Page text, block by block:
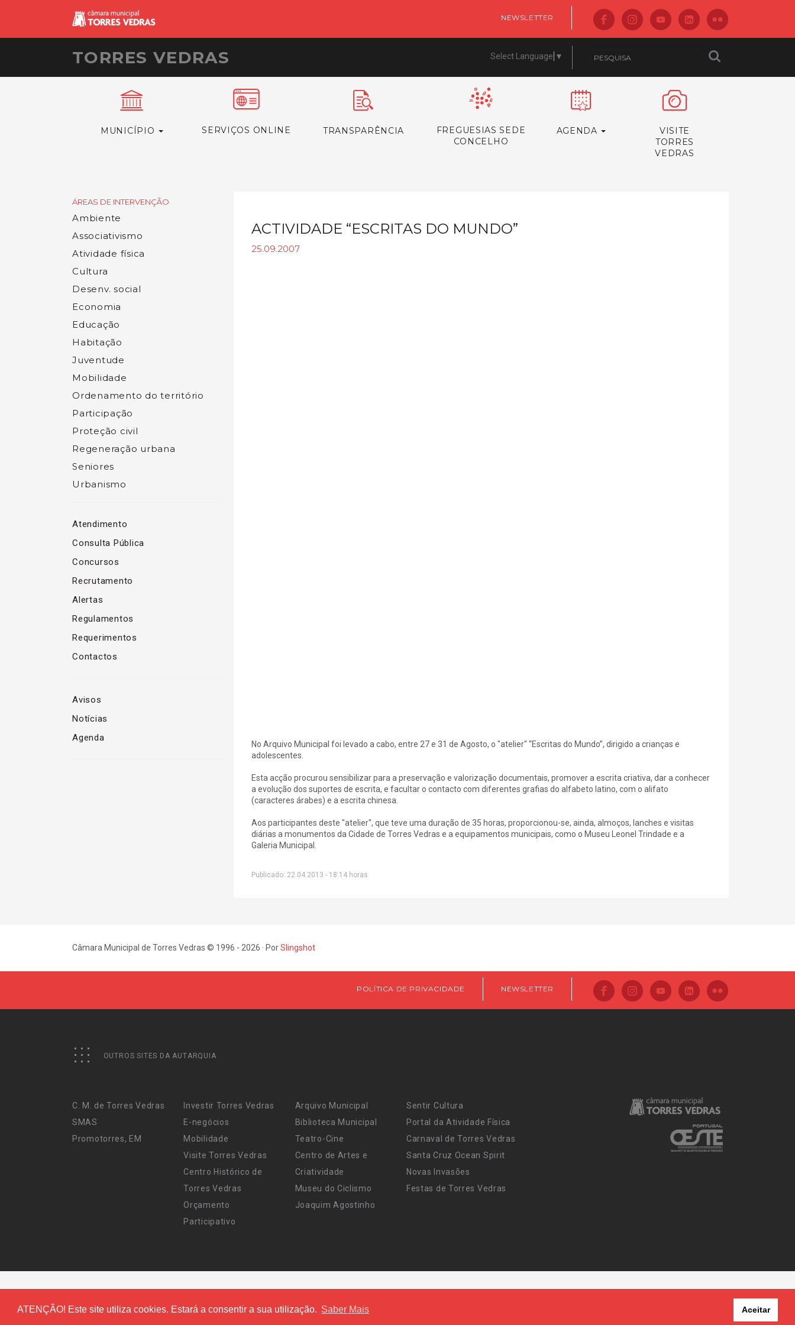
ATENÇÃO! Este site utiliza cookies. Estará a consentir a sua utilização. Saber Mais Aceitar
NEWSLETTER
TORRES VEDRAS Select Language ▼
MUNICÍPIO SERVIÇOS ONLINE TRANSPARÊNCIA
FREGUESIAS SEDE
CONCELHO
AGENDA
VISITE
TORRES
VEDRAS
ÁREAS DE INTERVENÇÃO
Ambiente
Associativismo
Atividade física
Cultura
Desenv. social
Economia
Educação
Habitação
Juventude
Mobilidade
Ordenamento do território
Participação
Proteção civil
Regeneração urbana
Seniores
Urbanismo
Atendimento
Consulta Pública
Concursos
Recrutamento
Alertas
Regulamentos
Requerimentos
Contactos
Avisos
Notícias
Agenda
ACTIVIDADE “ESCRITAS DO MUNDO”
25.09.2007
No Arquivo Municipal foi levado a cabo, entre 27 e 31 de Agosto, o "atelier" “Escritas do Mundo”, dirigido a crianças e
adolescentes.
Esta acção procurou sensibilizar para a preservação e valorização documentais, promover a escrita criativa, dar a conhecer
a evolução dos suportes de escrita, e facultar o contacto com diferentes grafias do alfabeto latino, com o alifato
(caracteres árabes) e a escrita chinesa.
Aos participantes deste "atelier", que teve uma duração de 35 horas, proporcionou-se, ainda, almoços, lanches e visitas
diárias a monumentos da Cidade de Torres Vedras e a equipamentos municipais, como o Museu Leonel Trindade e a
Galeria Municipal.
Publicado: 22.04.2013 - 18:14 horas
Câmara Municipal de Torres Vedras © 1996 - 2026 · PorSlingshot
POLÍTICA DE PRIVACIDADE NEWSLETTER
OUTROS SITES DA AUTARQUIA
C. M. de Torres Vedras
SMAS
Promotorres, EM
Investir Torres Vedras
E-negócios
Mobilidade
Visite Torres Vedras
Centro Histórico de
Torres Vedras
Orçamento
Participativo
Arquivo Municipal
Biblioteca Municipal
Teatro-Cine
Centro de Artes e
Criatividade
Museu do Ciclismo
Joaquim Agostinho
Sentir Cultura
Portal da Atividade Física
Carnaval de Torres Vedras
Santa Cruz Ocean Spirit
Novas Invasões
Festas de Torres Vedras